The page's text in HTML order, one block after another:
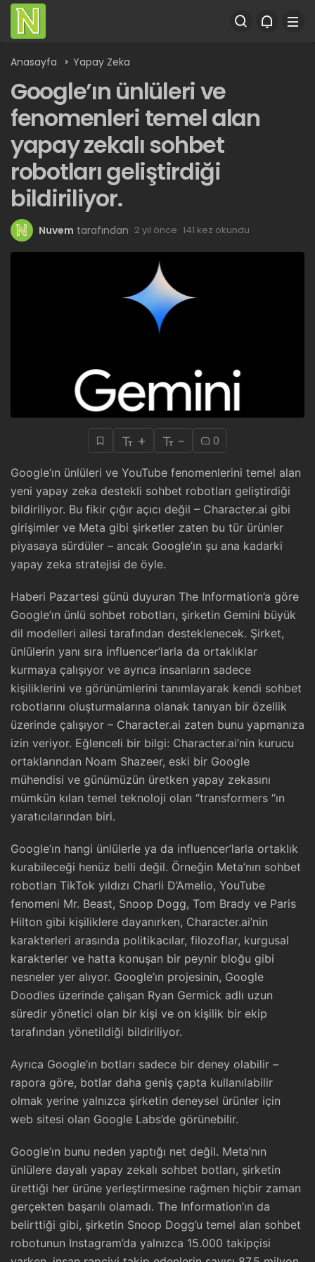
Anasayfa Yapay Zeka
Google’ın ünlüleri ve
fenomenleri temel alan
yapay zekalı sohbet
robotları geliştirdiği
bildiriliyor.
Nuvem tarafından 2 yıl önce 141 kez okundu
+ - 0
Google’ın ünlüleri ve YouTube fenomenlerini temel alan
yeni yapay zeka destekli sohbet robotları geliştirdiği
bildiriliyor. Bu fikir çığır açıcı değil – Character.ai gibi
girişimler ve Meta gibi şirketler zaten bu tür ürünler
piyasaya sürdüler – ancak Google’ın şu ana kadarki
yapay zeka stratejisi de öyle.
Haberi Pazartesi günü duyuran The Information’a göre
Google’ın ünlü sohbet robotları, şirketin Gemini büyük
dil modelleri ailesi tarafından desteklenecek. Şirket,
ünlülerin yanı sıra influencer’larla da ortaklıklar
kurmaya çalışıyor ve ayrıca insanların sadece
kişiliklerini ve görünümlerini tanımlayarak kendi sohbet
robotlarını oluşturmalarına olanak tanıyan bir özellik
üzerinde çalışıyor – Character.ai zaten bunu yapmanıza
izin veriyor. Eğlenceli bir bilgi: Character.ai’nin kurucu
ortaklarından Noam Shazeer, eski bir Google
mühendisi ve günümüzün üretken yapay zekasını
mümkün kılan temel teknoloji olan “transformers “ın
yaratıcılarından biri.
Google’ın hangi ünlülerle ya da influencer’larla ortaklık
kurabileceği henüz belli değil. Örneğin Meta’nın sohbet
robotları TikTok yıldızı Charli D’Amelio, YouTube
fenomeni Mr. Beast, Snoop Dogg, Tom Brady ve Paris
Hilton gibi kişiliklere dayanırken, Character.ai’nin
karakterleri arasında politikacılar, filozoflar, kurgusal
karakterler ve hatta konuşan bir peynir bloğu gibi
nesneler yer alıyor. Google’ın projesinin, Google
Doodles üzerinde çalışan Ryan Germick adlı uzun
süredir yönetici olan bir kişi ve on kişilik bir ekip
tarafından yönetildiği bildiriliyor.
Ayrıca Google’ın botları sadece bir deney olabilir –
rapora göre, botlar daha geniş çapta kullanılabilir
olmak yerine yalnızca şirketin deneysel ürünler için
web sitesi olan Google Labs’de görünebilir.
Google’ın bunu neden yaptığı net değil. Meta’nın
ünlülere dayalı yapay zekalı sohbet botları, şirketin
ürettiği her ürüne yerleştirmesine rağmen hiçbir zaman
gerçekten başarılı olamadı. The Information’ın da
belirttiği gibi, şirketin Snoop Dogg’u temel alan sohbet
robotunun Instagram’da yalnızca 15.000 takipçisi